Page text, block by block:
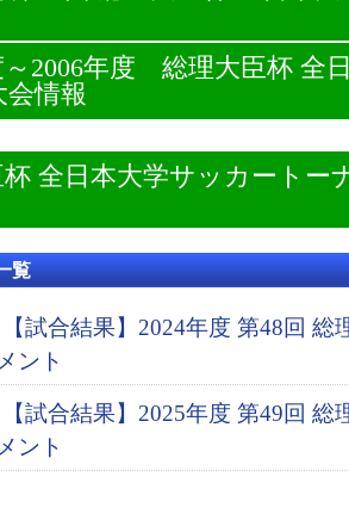
～2006年度 総理大臣杯 全
会情報
杯 全日本大学サッカート
覧
【試合結果】2024年度 第48回
ント
【試合結果】2025年度 第49回
ント